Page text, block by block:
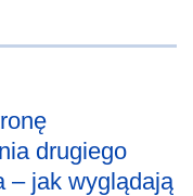
drugiego
– jak wyglądają